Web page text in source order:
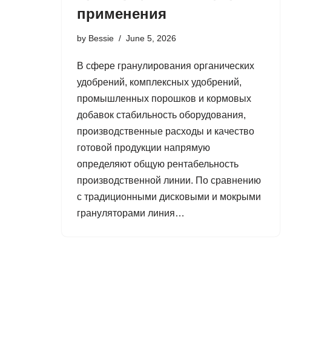
применения
by Bessie June 5, 2026
В сфере гранулирования органических
удобрений, комплексных удобрений,
промышленных порошков и кормовых
добавок стабильность оборудования,
производственные расходы и качество
готовой продукции напрямую
определяют общую рентабельность
производственной линии. По сравнению
с традиционными дисковыми и мокрыми
грануляторами линия…